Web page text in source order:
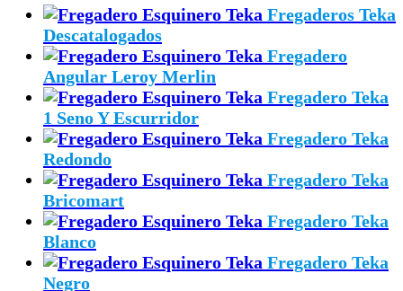
Fregaderos Teka
Descatalogados
Fregadero
Angular Leroy Merlin
Fregadero Teka
1 Seno Y Escurridor
Fregadero Teka
Redondo
Fregadero Teka
Bricomart
Fregadero Teka
Blanco
Fregadero Teka
Negro